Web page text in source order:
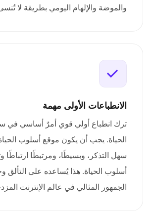
والموضة والإلهام اليومي بطريقة لا
الانطباعات الأولى مهمة
ترك انطباع أولي قوي أمرٌ أساسي في
الحياة. يجب أن يكون موقع أسلوب الحياة
سهل التذكر، وبسيطًا، ومرتبطًا ارتباطًا
أسلوب الحياة. هذا يُساعده على التألق
الجمهور المثالي في عالم الإنترنت